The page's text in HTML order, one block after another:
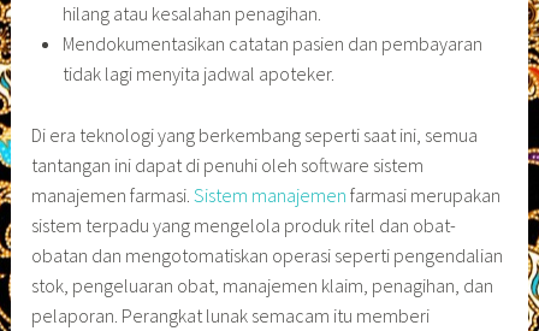
hilang atau kesalahan penagihan.
Mendokumentasikan catatan pasien dan pembayaran
tidak lagi menyita jadwal apoteker.
Di era teknologi yang berkembang seperti saat ini, semua
tantangan ini dapat di penuhi oleh software sistem
manajemen farmasi.Sistem manajemen farmasi merupakan
sistem terpadu yang mengelola produk ritel dan obat-
obatan dan mengotomatiskan operasi seperti pengendalian
stok, pengeluaran obat, manajemen klaim, penagihan, dan
pelaporan. Perangkat lunak semacam itu memberi